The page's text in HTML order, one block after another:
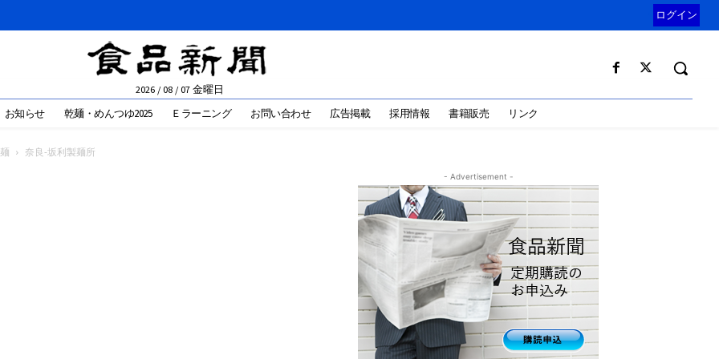
ログイン
2026 / 08 / 07 金曜日
お知らせ 乾麺・めんつゆ2025 Ｅラーニング お問い合わせ 広告掲載 採用情報 書籍販売 リンク
奈良-坂利製麺所
- Advertisement -